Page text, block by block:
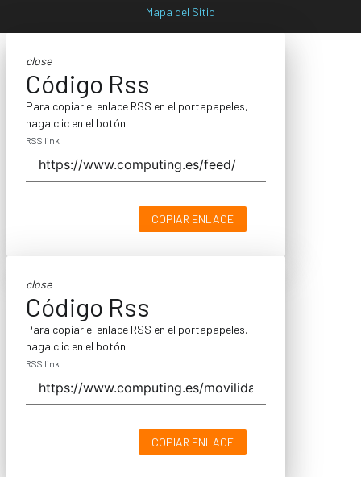
Mapa del Sitio
close
Código Rss
Para copiar el enlace RSS en el portapapeles,
haga clic en el botón.
RSS link
COPIAR ENLACE
close
Código Rss
Para copiar el enlace RSS en el portapapeles,
haga clic en el botón.
RSS link
COPIAR ENLACE